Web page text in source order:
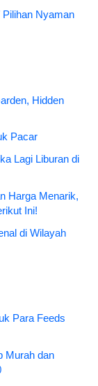
Pilihan Nyaman
Hidden
Pacar
Lagi Liburan di
Harga Menarik,
Ini!
di Wilayah
Para Feeds
Murah dan